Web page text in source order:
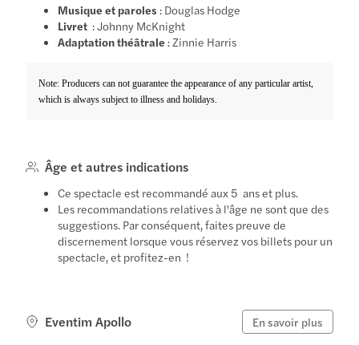
Musique et paroles : Douglas Hodge
Livret : Johnny McKnight
Adaptation théâtrale : Zinnie Harris
Note: Producers can not guarantee the appearance of any particular artist,
which is always subject to illness and holidays.
Âge et autres indications
Ce spectacle est recommandé aux 5 ans et plus.
Les recommandations relatives à l'âge ne sont que des
suggestions. Par conséquent, faites preuve de
discernement lorsque vous réservez vos billets pour un
spectacle, et profitez-en !
Eventim Apollo En savoir plus